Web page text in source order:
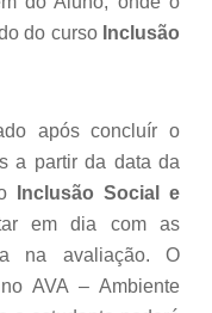
do curso Inclusão
após concluír o
a partir da data da
Inclusão Social e
em dia com as
na avaliação. O
AVA – Ambiente